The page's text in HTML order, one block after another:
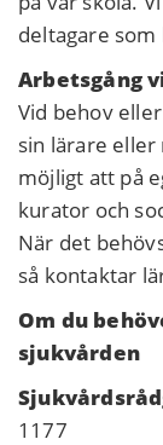
deltagare
Arbetsgång
Vid behov
sin lärare eller
möjligt att på
kurator och
När det
så kontaktar
Om du
sjukvården
1177